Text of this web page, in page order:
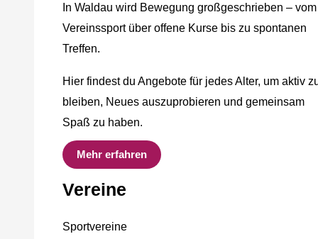
In Waldau wird Bewegung großgeschrieben – vom
Vereinssport über offene Kurse bis zu spontanen
Treffen.
Hier findest du Angebote für jedes Alter, um aktiv
bleiben, Neues auszuprobieren und gemeinsam
Spaß zu haben.
Mehr erfahren
Vereine
Sportvereine